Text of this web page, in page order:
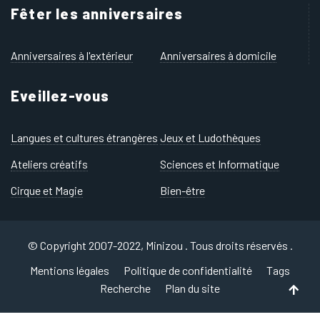
Fêter les anniversaires
Anniversaires à l'extérieur Anniversaires à domicile
Eveillez-vous
Langues et cultures étrangères Jeux et Ludothèques
Ateliers créatifs
Sciences et Informatique
Cirque et Magie
Bien-être
© Copyright 2007-2022, Minizou . Tous droits réservés .
Mentions légales
Politique de confidentialité
Tags
Recherche
Plan du site